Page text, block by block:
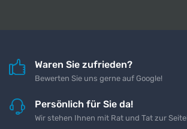
Waren Sie zufrieden?
Bewerten Sie uns gerne auf Google!
Persönlich für Sie da!
Wir stehen Ihnen mit Rat und Tat zur